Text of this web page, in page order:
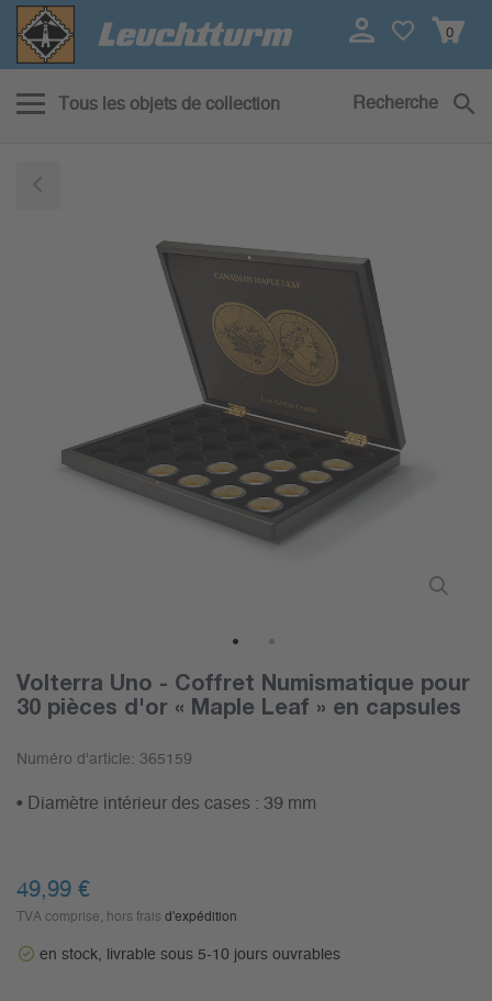
0
Tous les objets de collection Recherche
Volterra Uno - Coffret Numismatique pour
30 pièces d'or « Maple Leaf » en capsules
Numéro d'article: 365159
• Diamètre intérieur des cases : 39 mm
49,99 €
TVA comprise, hors frais d'expédition
en stock, livrable sous 5-10 jours ouvrables